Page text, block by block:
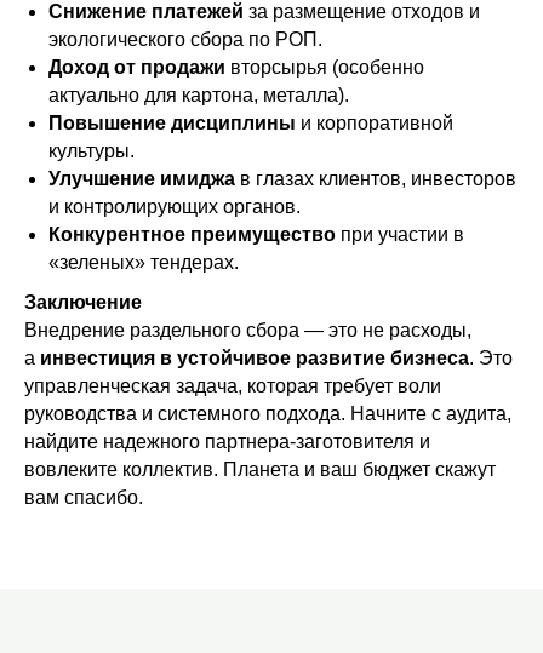
Снижение платежей за размещение отходов и
экологического сбора по РОП.
Доход от продажи вторсырья (особенно
актуально для картона, металла).
Повышение дисциплины и корпоративной
культуры.
Улучшение имиджа в глазах клиентов, инвесторов
и контролирующих органов.
Конкурентное преимущество при участии в
«зеленых» тендерах.
Заключение
Внедрение раздельного сбора — это не расходы,
а инвестиция в устойчивое развитие бизнеса. Это
управленческая задача, которая требует воли
руководства и системного подхода. Начните с аудита,
найдите надежного партнера-заготовителя и
вовлеките коллектив. Планета и ваш бюджет скажут
вам спасибо.